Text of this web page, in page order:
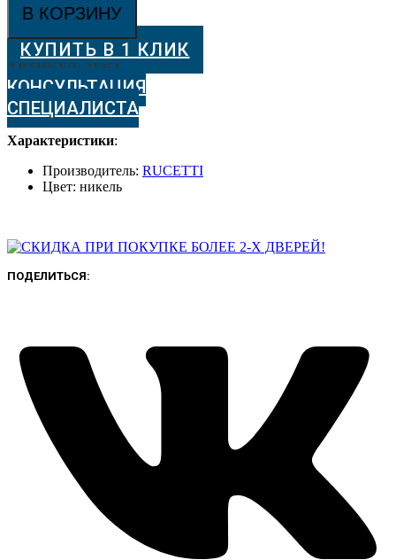
Rucetti
с
поворотной
ручкой
R60CK
SN
Цвет
-
никель
В КОРЗИНУ
КУПИТЬ В 1 КЛИК
АРТИКУЛ: 21251
КОНСУЛЬТАЦИЯ
СПЕЦИАЛИСТА
Характеристики:
Производитель: RUCETTI
Цвет: никель
ПОДЕЛИТЬСЯ: